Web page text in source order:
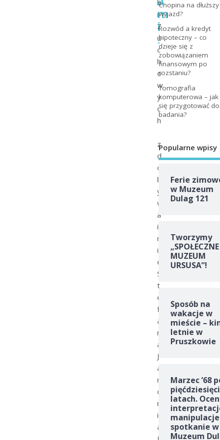
m
i
.
h
i
Z
u
c
h
o
w
y
c
h
z
d
o
b
y
w
a
i
m
i
ę
S
t
e
f
a
n
a
J
a
r
o
n
i
a
Chopina na dłuższy
wyjazd?
Rozwód a kredyt
hipoteczny – co
dzieje się z
zobowiązaniem
finansowym po
rozstaniu?
Tomografia
komputerowa – jak
się przygotować do
badania?
Popularne wpisy
Ferie
w Muzeum
Dulag 121
Tworzymy
„SPOŁECZNE
MUZEUM
URSUSA”!
Sposób na
wakacje w
mieście –
letnie w
Pruszkowie
Marzec ’68
latach.
spotkanie w
Muzeum